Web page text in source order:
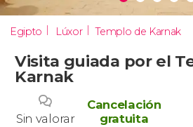
Egipto Lúxor Templo de Karnak
Visita guiada por el
Karnak
Sin valorar
Cancelación
gratuita